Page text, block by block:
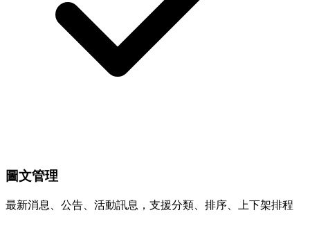
圖文管理
最新消息、公告、活動訊息，支援分類、排序、上下架排程